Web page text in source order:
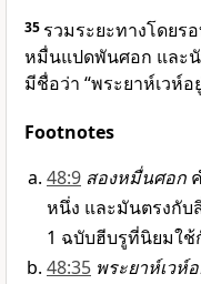
35 รวมระยะทางโดยร
หมื่นแปดพันศอก และนั
มีชื่อว่า “พระยาห์เวห์
Footnotes
48:9 สองหมื่นศอก
หนึ่ง และมันตรงกับ
1 ฉบับฮีบรูที่นิยมใ
48:35 พระยาห์เวห์